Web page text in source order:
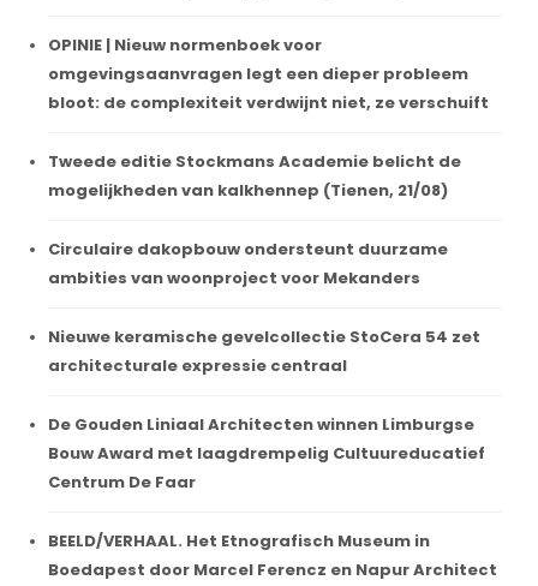
OPINIE | Nieuw normenboek voor
omgevingsaanvragen legt een dieper probleem
bloot: de complexiteit verdwijnt niet, ze verschuift
Tweede editie Stockmans Academie belicht de
mogelijkheden van kalkhennep (Tienen, 21/08)
Circulaire dakopbouw ondersteunt duurzame
ambities van woonproject voor Mekanders
Nieuwe keramische gevelcollectie StoCera 54 zet
architecturale expressie centraal
De Gouden Liniaal Architecten winnen Limburgse
Bouw Award met laagdrempelig Cultuureducatief
Centrum De Faar
BEELD/VERHAAL. Het Etnografisch Museum in
Boedapest door Marcel Ferencz en Napur Architect